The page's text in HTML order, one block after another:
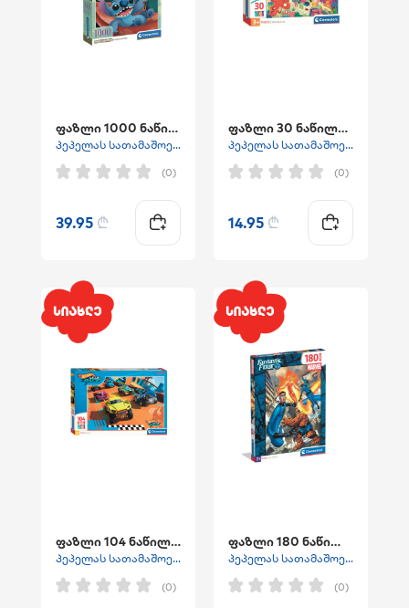
ფაზლი 1000 ნაწილიანი "სტიჩი"
პეპელას სათამაშოები
(0)
39.95 ₾
ფაზლი 30 ნაწილიანი "წყალქვეშა გართობა ''
პეპელას სათამაშოები
(0)
14.95 ₾
ფაზლი 104 ნაწილაინი HOTWHEELS
პეპელას სათამაშოები
(0)
ფაზლი 180 ნაწილიანი " "ფანტასტიკური ოთხეული"
პეპელას სათამაშოები
(0)